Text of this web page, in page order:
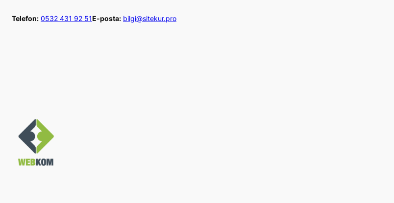
geç
Telefon: 0532 431 92 51E-posta: bilgi@sitekur.pro